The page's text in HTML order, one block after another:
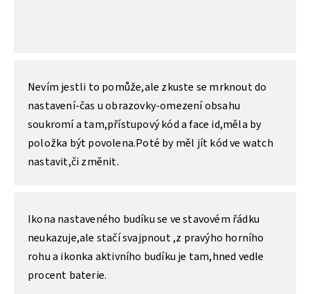
Nevím jestli to pomůže,ale zkuste se mrknout do
nastavení-čas u obrazovky-omezení obsahu
soukromí a tam,přístupový kód a face id,měla by
položka být povolena.Poté by měl jít kód ve watch
nastavit,či změnit.
Ikona nastaveného budíku se ve stavovém řádku
neukazuje,ale stačí svajpnout ,z pravýho horního
rohu a ikonka aktivního budíku je tam,hned vedle
procent baterie.